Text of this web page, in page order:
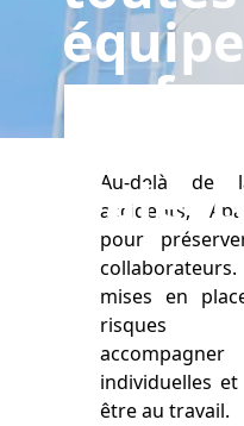
des
Au-delà de
accidents,
pour
mises en
risques
individuelles
être au travail.